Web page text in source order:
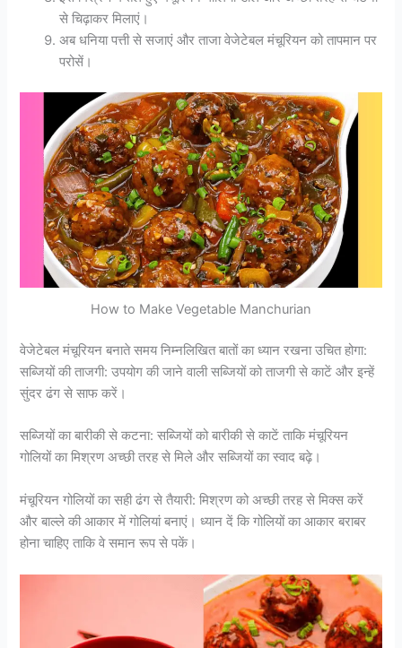
से चिढ़ाकर मिलाएं।
अब धनिया पत्ती से सजाएं और ताजा वेजेटेबल मंचूरियन को तापमान पर
परोसें।
How to Make Vegetable Manchurian
वेजेटेबल मंचूरियन बनाते समय निम्नलिखित बातों का ध्यान रखना उचित होगा:
सब्जियों की ताजगी: उपयोग की जाने वाली सब्जियों को ताजगी से काटें और इन्हें
सुंदर ढंग से साफ करें।
सब्जियों का बारीकी से कटना: सब्जियों को बारीकी से काटें ताकि मंचूरियन
गोलियों का मिश्रण अच्छी तरह से मिले और सब्जियों का स्वाद बढ़े।
मंचूरियन गोलियों का सही ढंग से तैयारी: मिश्रण को अच्छी तरह से मिक्स करें
और बाल्ले की आकार में गोलियां बनाएं। ध्यान दें कि गोलियों का आकार बराबर
होना चाहिए ताकि वे समान रूप से पकें।